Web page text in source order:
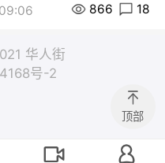
866 18
华人街
号-2
顶部